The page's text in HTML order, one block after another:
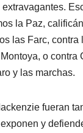
la Paz,
las Farc, contra
o contra
y las marchas.
fueran
y